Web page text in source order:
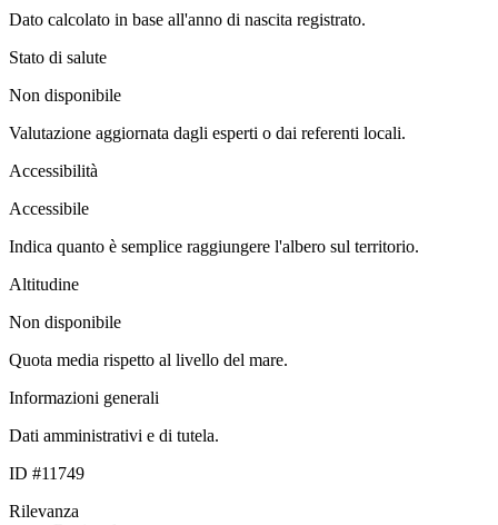
Dato calcolato in base all'anno di nascita registrato.
Stato di salute
Non disponibile
Valutazione aggiornata dagli esperti o dai referenti locali.
Accessibilità
Accessibile
Indica quanto è semplice raggiungere l'albero sul territorio.
Altitudine
Non disponibile
Quota media rispetto al livello del mare.
Informazioni generali
Dati amministrativi e di tutela.
ID #11749
Rilevanza